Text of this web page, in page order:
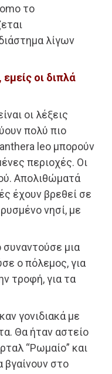
το
λίγων
οι διπλά
οι λέξεις
πολύ πιο
leo μπορούν
περιοχές. Οι
Απολιθώματά
έχουν βρεθεί σε
νησί, με
μια
ο πόλεμος, για
τροφή, για τα
γονιδιακά με
Θα ήταν αστείο
“Ρωμαίο” και
βγαίνουν στο